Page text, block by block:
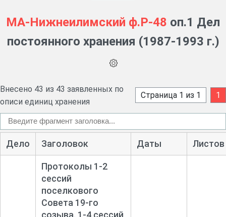
МА-Нижнеилимский ф.Р-48 оп.1 Дел
постоянного хранения (1987-1993 г.)
Внесено 43 из 43 заявленных по
описи единиц хранения
Страница 1 из 1 1
Дело Заголовок Даты Листов
Протоколы 1-2
сессий
поселкового
Совета 19-го
созыва, 1-4 сессий